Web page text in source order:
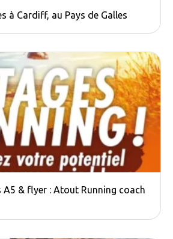
à Cardiff, au Pays de Galles
A5 & flyer : Atout Running coach